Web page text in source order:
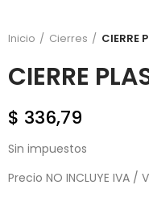
Inicio Cierres CIERRE
CIERRE
$ 336,79
Sin impuestos
Precio NO INCLUYE IVA